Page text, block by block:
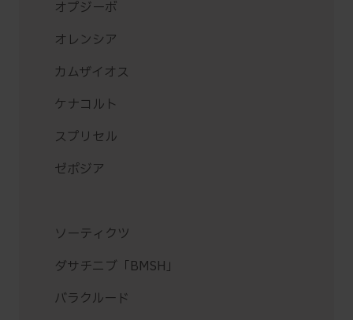
オプジーボ
オレンシア
カムザイオス
ケナコルト
スプリセル
ゼポジア
ソーティクツ
ダサチニブ「BMSH」
バラクルード